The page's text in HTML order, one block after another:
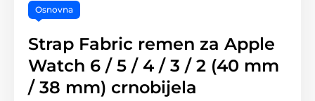
Osnovna
Strap Fabric remen za Apple
Watch 6 / 5 / 4 / 3 / 2 (40 mm
/ 38 mm) crnobijela